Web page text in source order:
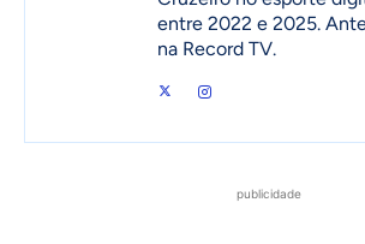
entre 2022 e 2025.
na Record TV.
publicidade